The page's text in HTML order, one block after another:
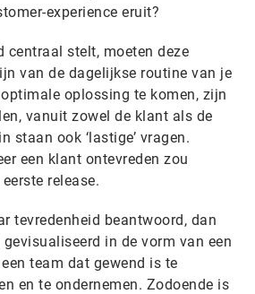
experience eruit?
centraal stelt, moeten deze
van de dagelijkse routine van je
oplossing te komen, zijn
vanuit zowel de klant als de
staan ook ‘lastige’ vragen.
een klant ontevreden zou
release.
tevredenheid beantwoord, dan
in de vorm van een
een team dat gewend is te
en te ondernemen. Zodoende is